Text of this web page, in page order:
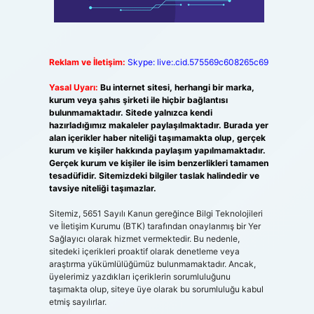
Reklam ve İletişim: Skype: live:.cid.575569c608265c69
Yasal Uyarı: Bu internet sitesi, herhangi bir marka,
kurum veya şahıs şirketi ile hiçbir bağlantısı
bulunmamaktadır. Sitede yalnızca kendi
hazırladığımız makaleler paylaşılmaktadır. Burada yer
alan içerikler haber niteliği taşımamakta olup, gerçek
kurum ve kişiler hakkında paylaşım yapılmamaktadır.
Gerçek kurum ve kişiler ile isim benzerlikleri tamamen
tesadüfidir. Sitemizdeki bilgiler taslak halindedir ve
tavsiye niteliği taşımazlar.
Sitemiz, 5651 Sayılı Kanun gereğince Bilgi Teknolojileri
ve İletişim Kurumu (BTK) tarafından onaylanmış bir Yer
Sağlayıcı olarak hizmet vermektedir. Bu nedenle,
sitedeki içerikleri proaktif olarak denetleme veya
araştırma yükümlülüğümüz bulunmamaktadır. Ancak,
üyelerimiz yazdıkları içeriklerin sorumluluğunu
taşımakta olup, siteye üye olarak bu sorumluluğu kabul
etmiş sayılırlar.